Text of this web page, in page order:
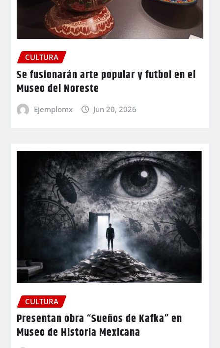
CULTURA
Se fusionarán arte popular y futbol en el
Museo del Noreste
Ejemplomx Jun 20, 2026
CULTURA
Presentan obra “Sueños de Kafka” en
Museo de Historia Mexicana